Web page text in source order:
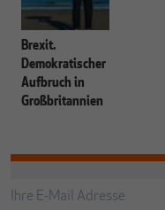
Brexit.
Demokratischer
Aufbruch in
Großbritannien